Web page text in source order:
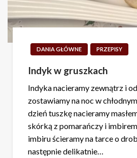
DANIA GŁÓWNE PRZEPISY
Indyk w gruszkach
Indyka nacieramy zewnątrz i
zostawiamy na noc w
dzień tuszkę nacieramy
skórką z pomarańczy i
imbiru ścieramy na tarce o
następnie delikatnie…